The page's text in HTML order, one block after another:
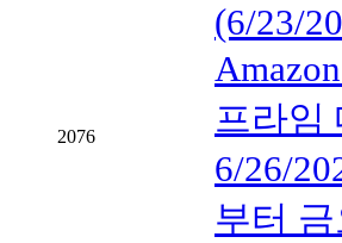
2076
(6/23/
프라임
6/26/
부터 금